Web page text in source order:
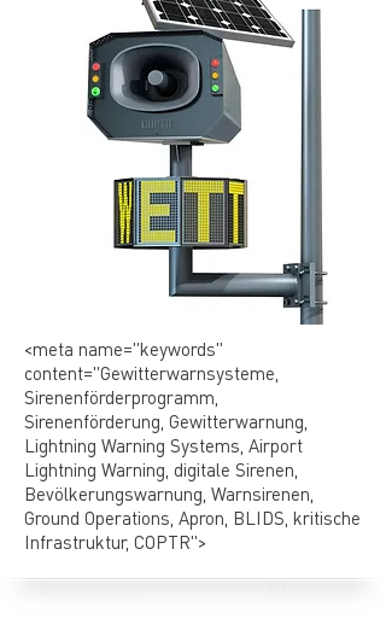
<meta name="keywords"
content="Gewitterwarnsysteme,
Sirenenförderprogramm,
Sirenenförderung, Gewitterwarnung,
Lightning Warning Systems, Airport
Lightning Warning, digitale Sirenen,
Bevölkerungswarnung, Warnsirenen,
Ground Operations, Apron, BLIDS, kritische
Infrastruktur, COPTR">